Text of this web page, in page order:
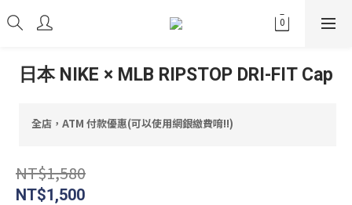
日本 NIKE × MLB RIPSTOP DRI-FIT Cap
全店，ATM 付款優惠(可以使用網銀繳費唷!!)
NT$1,580
NT$1,500